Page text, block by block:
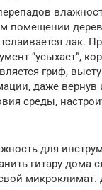
помещении
лак.
“усыхает”,
гриф,
даже вернув
среды,
для
гитару дома
микроклимат.